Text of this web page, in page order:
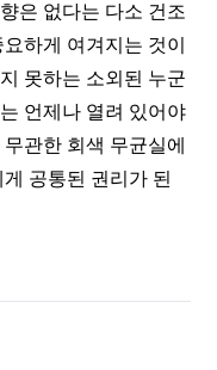
은 없다는 다소 건조
하게 여겨지는 것이
못하는 소외된 누군
언제나 열려 있어야
관한 회색 무균실에
공통된 권리가 된